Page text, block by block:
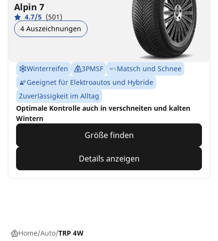
Alpin 7
4.7/5 (501)
4 Auszeichnungen
Winterreifen 3PMSF
Matsch und Schnee
Geeignet für Elektroautos und Hybride
Zuverlässigkeit im Alltag
Optimale Kontrolle auch in verschneiten und kalten
Wintern
Größe finden
Details anzeigen
Home Auto TRP 4W